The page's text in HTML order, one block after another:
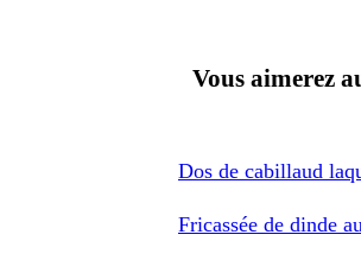
Vous aimerez
Dos de cabillaud
Fricassée de dinde